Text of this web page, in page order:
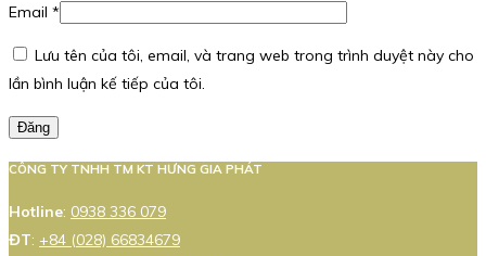
Email *
Lưu tên của tôi, email, và trang web trong trình duyệt này cho
lần bình luận kế tiếp của tôi.
Đăng
CÔNG TY TNHH TM KT HƯNG GIA PHÁT
Hotline: 0938 336 079
ĐT: +84 (028) 66834679